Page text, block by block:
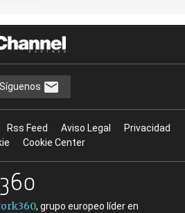
Síguenos
Rss Feed Aviso Legal
Privacidad
Cookie Center
, grupo europeo líder en